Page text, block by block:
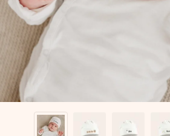
Montag - Freitag : 8:30 - 17:00 Uhr
Samstag - Sonntag : 8:30 - 13:00 Uhr